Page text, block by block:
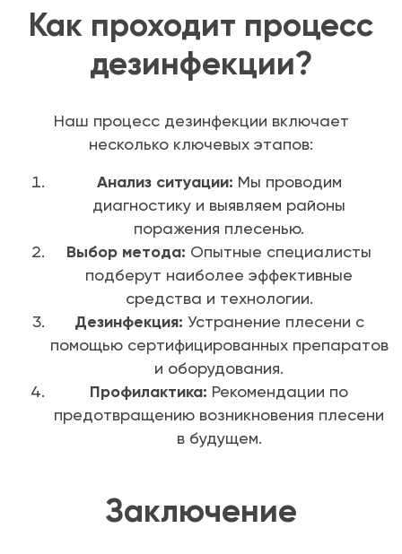
Как проходит процесс
дезинфекции?
Наш процесс дезинфекции включает
несколько ключевых этапов:
Анализ ситуации: Мы проводим
диагностику и выявляем районы
поражения плесенью.
Выбор метода: Опытные специалисты
подберут наиболее эффективные
средства и технологии.
Дезинфекция: Устранение плесени с
помощью сертифицированных препаратов
и оборудования.
Профилактика: Рекомендации по
предотвращению возникновения плесени
в будущем.
Заключение